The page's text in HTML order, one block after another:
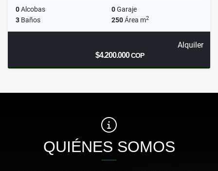
0Alcobas 0Garaje
3 Baños 250Área m2
Alquiler
$4.200.000COP
QUIÉNES SOMOS